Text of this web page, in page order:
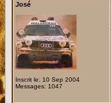
José
Inscrit le: 10 Sep 2004
Messages: 1047